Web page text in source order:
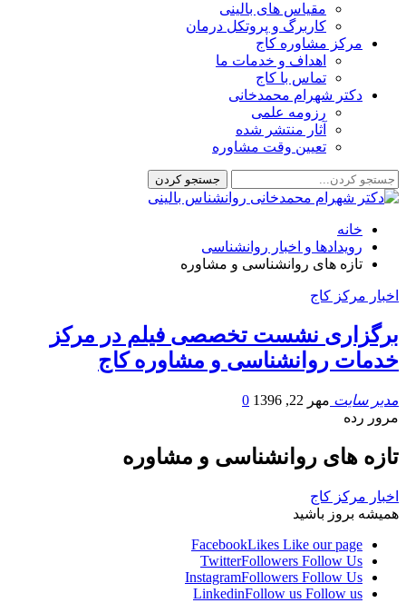
مقیاس های بالینی
کاربرگ و پروتکل درمان
مرکز مشاوره کاج
اهداف و خدمات ما
تماس با کاج
دکتر شهرام محمدخانی
رزومه علمی
آثار منتشر شده
تعیین وقت مشاوره
خانه
رویدادها و اخبار روانشناسی
تازه های روانشناسی و مشاوره
اخبار مرکز کاج
برگزاری نشست تخصصی فیلم در مرکز
خدمات روانشناسی و مشاوره کاج
مدیر سایت مهر 22, 1396
0
مرور رده
تازه های روانشناسی و مشاوره
اخبار مرکز کاج
همیشه بروز باشید
FacebookLikes Like our page
TwitterFollowers Follow Us
InstagramFollowers Follow Us
LinkedinFollow us Follow us